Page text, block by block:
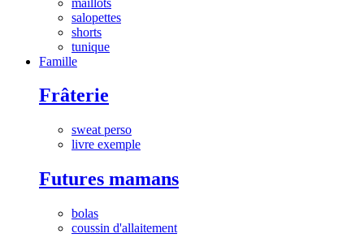
salopettes
shorts
tunique
Famille
Frâterie
sweat perso
livre exemple
Futures mamans
bolas
coussin d'allaitement